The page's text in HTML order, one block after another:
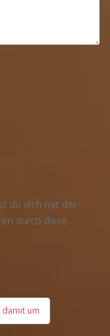
du dich mit der
durch diese
damit um